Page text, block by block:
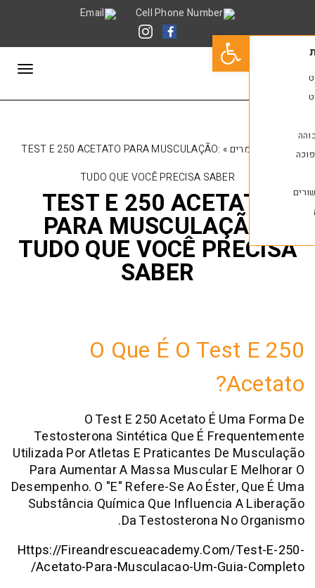
פתח סרגל נגישות
TEST E 250 ACETATO PARA MUSCULAÇÃO:
TUDO QUE VOCÊ PRECISA SABER
TEST E 250
PARA
TUDO QUE VOCÊ
SABER
O Que É O
O Test E 250 Acetato É
Testosterona Sintética Que É
Utilizada Por Atletas E Praticantes De
Para Aumentar A Massa Muscular E
Desempenho. O "E" Refere-Se Ao Éster,
Substância Química Que Influencia
Da Testosterona No
Https://fireandrescueacademy.com/
Acetato-Para-Musculacao-Um-